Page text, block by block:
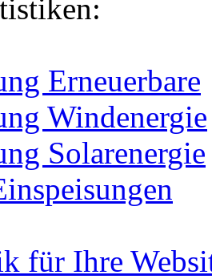
Erneuerbare
Windenergie
Solarenergie
für Ihre